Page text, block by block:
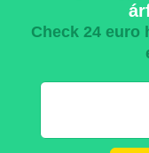
Check 24 euro